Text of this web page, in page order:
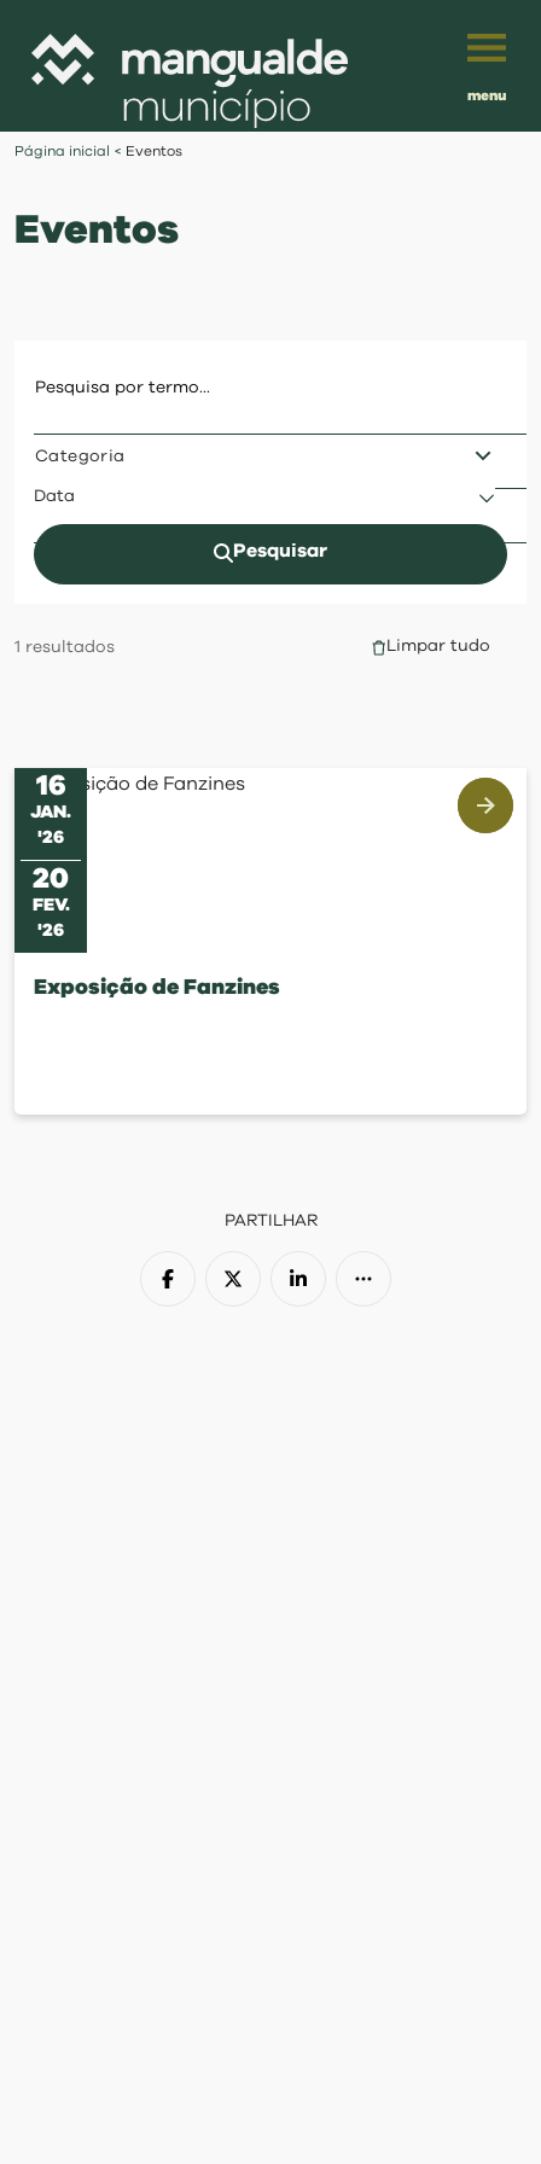
menu
investir
balcão digital
visit
Português
Página inicial < Eventos
Eventos
Categoria
Data
Pesquisar
1 resultados Limpar tudo
16
JAN .
'26
20
FEV.
'26
Exposição de Fanzines
PARTILHAR